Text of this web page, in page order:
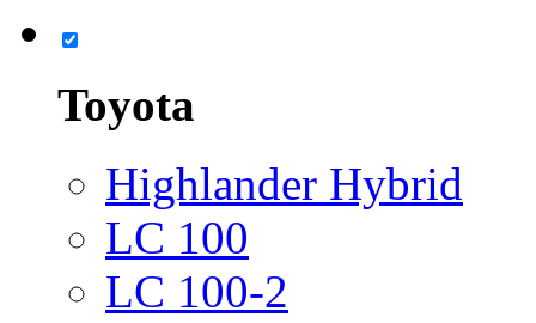
Toyota
Highlander Hybrid
LC 100
LC 100-2